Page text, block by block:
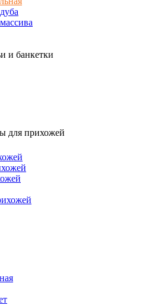
и банкетки
для прихожей